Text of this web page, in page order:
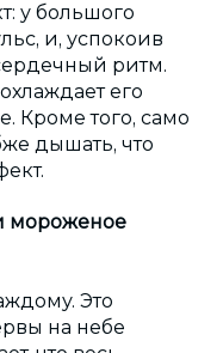
у большого
и, успокоив
ритм.
его
Кроме того, само
дышать, что
мороженое
Это
на небе